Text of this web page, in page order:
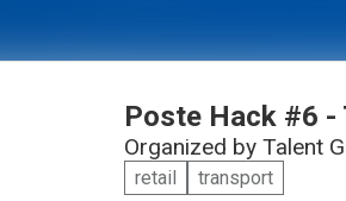
Poste Hack #6 -
Organized by Talent
retail transport